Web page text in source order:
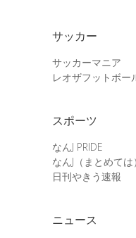
サッカー
サッカーマニア
レオザフットボー
スポーツ
なんJ PRIDE
なんJ（まとめて
日刊やきう速報
ニュース